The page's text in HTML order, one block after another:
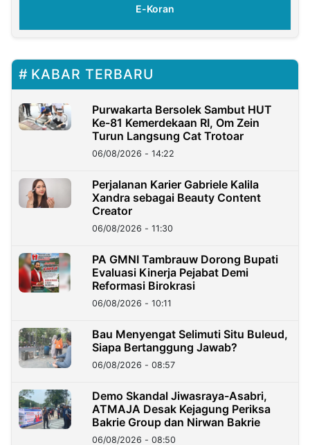
E-Koran
KABAR TERBARU
Purwakarta Bersolek Sambut HUT
Ke-81 Kemerdekaan RI, Om Zein
Turun Langsung Cat Trotoar
06/08/2026 - 14:22
Perjalanan Karier Gabriele Kalila
Xandra sebagai Beauty Content
Creator
06/08/2026 - 11:30
PA GMNI Tambrauw Dorong Bupati
Evaluasi Kinerja Pejabat Demi
Reformasi Birokrasi
06/08/2026 - 10:11
Bau Menyengat Selimuti Situ Buleud,
Siapa Bertanggung Jawab?
06/08/2026 - 08:57
Demo Skandal Jiwasraya-Asabri,
ATMAJA Desak Kejagung Periksa
Bakrie Group dan Nirwan Bakrie
06/08/2026 - 08:50